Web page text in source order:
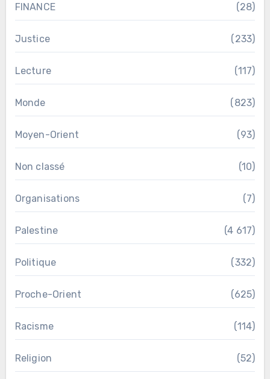
FINANCE (28)
Justice (233)
Lecture (117)
Monde (823)
Moyen-Orient (93)
Non classé (10)
Organisations (7)
Palestine (4 617)
Politique (332)
Proche-Orient (625)
Racisme (114)
Religion (52)